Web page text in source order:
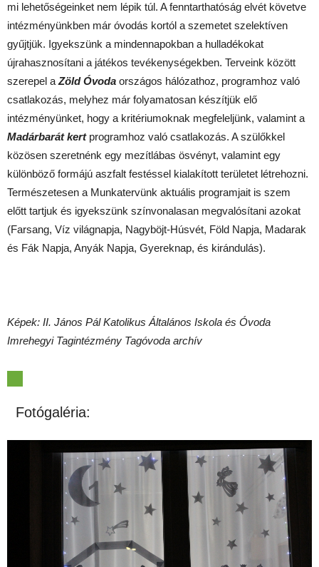
mi lehetőségeinket nem lépik túl. A fenntarthatóság elvét követve
intézményünkben már óvodás kortól a szemetet szelektíven
gyűjtjük. Igyekszünk a mindennapokban a hulladékokat
újrahasznosítani a játékos tevékenységekben. Terveink között
szerepel a Zöld Óvoda országos hálózathoz, programhoz való
csatlakozás, melyhez már folyamatosan készítjük elő
intézményünket, hogy a kritériumoknak megfeleljünk, valamint a
Madárbarát kertprogramhoz való csatlakozás. A szülőkkel
közösen szeretnénk egy mezítlábas ösvényt, valamint egy
különböző formájú aszfalt festéssel kialakított területet létrehozni.
Természetesen a Munkatervünk aktuális programjait is szem
előtt tartjuk és igyekszünk színvonalasan megvalósítani azokat
(Farsang, Víz világnapja, Nagyböjt-Húsvét, Föld Napja, Madarak
és Fák Napja, Anyák Napja, Gyereknap, és kirándulás).
Képek: II. János Pál Katolikus Általános Iskola és Óvoda
Imrehegyi Tagintézmény Tagóvoda archív
Fotógaléria: